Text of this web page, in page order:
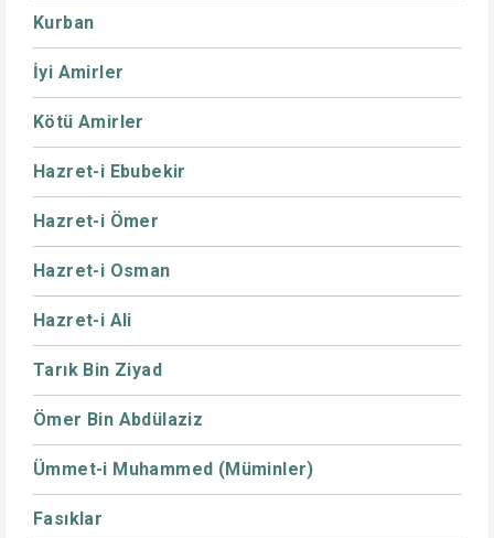
Kurban
İyi Amirler
Kötü Amirler
Hazret-i Ebubekir
Hazret-i Ömer
Hazret-i Osman
Hazret-i Ali
Tarık Bin Ziyad
Ömer Bin Abdülaziz
Ümmet-i Muhammed (Müminler)
Fasıklar